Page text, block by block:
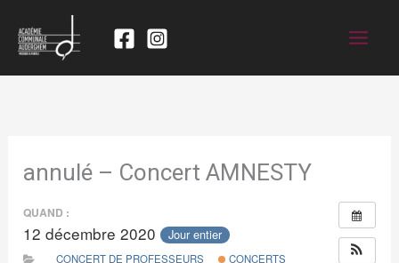
annulé – Concert AMNESTY
QUAND :
12 décembre 2020 Jour entier
CONCERT DE PROFESSEURS CONCERTS